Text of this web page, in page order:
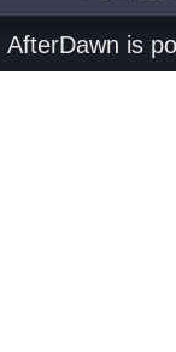
AfterDawn is